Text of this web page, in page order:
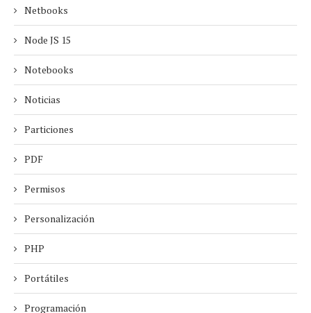
Netbooks
Node JS 15
Notebooks
Noticias
Particiones
PDF
Permisos
Personalización
PHP
Portátiles
Programación